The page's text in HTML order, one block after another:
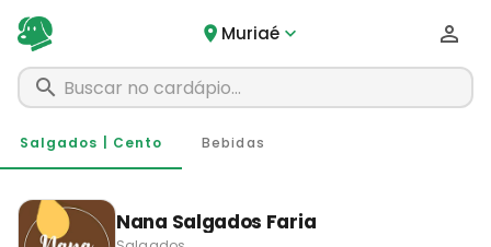
Muriaé
Nana Salgados Faria
Salgados | Cento Bebidas